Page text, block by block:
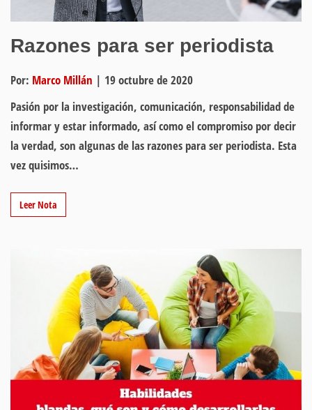
Razones para ser periodista
Por: Marco Millán | 19 octubre de 2020
Pasión por la investigación, comunicación, responsabilidad de
informar y estar informado, así como el compromiso por decir
la verdad, son algunas de las razones para ser periodista. Esta
vez quisimos…
Leer Nota